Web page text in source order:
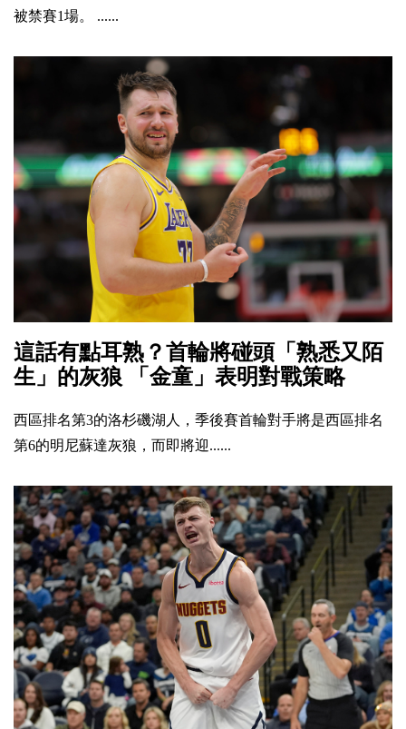
被禁賽1場。 ......
這話有點耳熟？首輪將碰頭「熟悉又陌
生」的灰狼 「金童」表明對戰策略
西區排名第3的洛杉磯湖人，季後賽首輪對手將是西區排名
第6的明尼蘇達灰狼，而即將迎......